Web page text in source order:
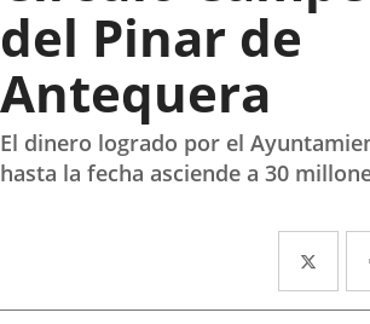
del Pinar de
Antequera
El dinero logrado por el
hasta la fecha asciende a 30
a